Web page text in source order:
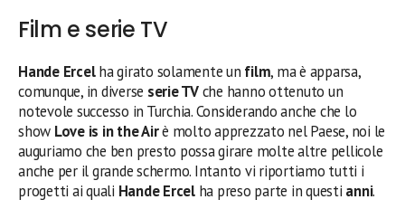
Film e serie TV
Hande Ercelha girato solamente un film, ma è apparsa,
comunque, in diverse serie TVche hanno ottenuto un
notevole successo in Turchia. Considerando anche che lo
show Love is in the Airè molto apprezzato nel Paese, noi le
auguriamo che ben presto possa girare molte altre pellicole
anche per il grande schermo. Intanto vi riportiamo tutti i
progetti ai quali Hande Ercelha preso parte in questi anni.